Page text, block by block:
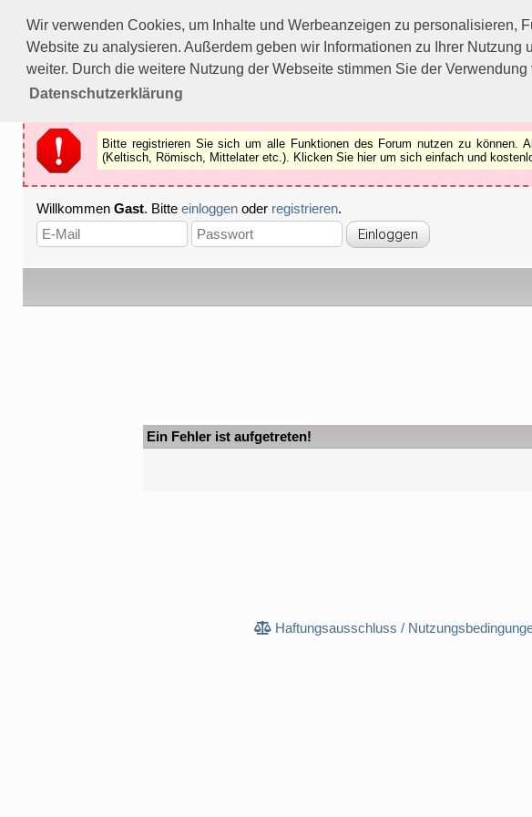
Wir verwenden Cookies, um Inhalte und Werbeanzeigen zu personalisieren,
Website zu analysieren. Außerdem geben wir Informationen zu Ihrer
weiter. Durch die weitere Nutzung der Webseite stimmen Sie der
Datenschutzerklärung
Bitte registrieren Sie sich um alle Funktionen des Forums nutzen zu können.
Als Gast können Sie z.B.keine Bilderbetrachten.
Registrieren
Schliessen
Bitte registrieren Sie sich um alle Funktionen des Forum nutzen zu können.
(Keltisch, Römisch, Mittelater etc.). Klicken Sie hier um sich einfach und
Willkommen Gast. Bitte einloggen oder registrieren.
Ein Fehler ist aufgetreten!
Haftungsausschluss /